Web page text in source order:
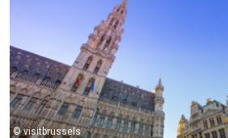
© visitbrussels